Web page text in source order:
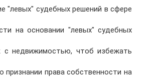
"левых" судебных решений в сфере
на основании "левых" судебных
с недвижимостью, чтоб избежать
права собственности на